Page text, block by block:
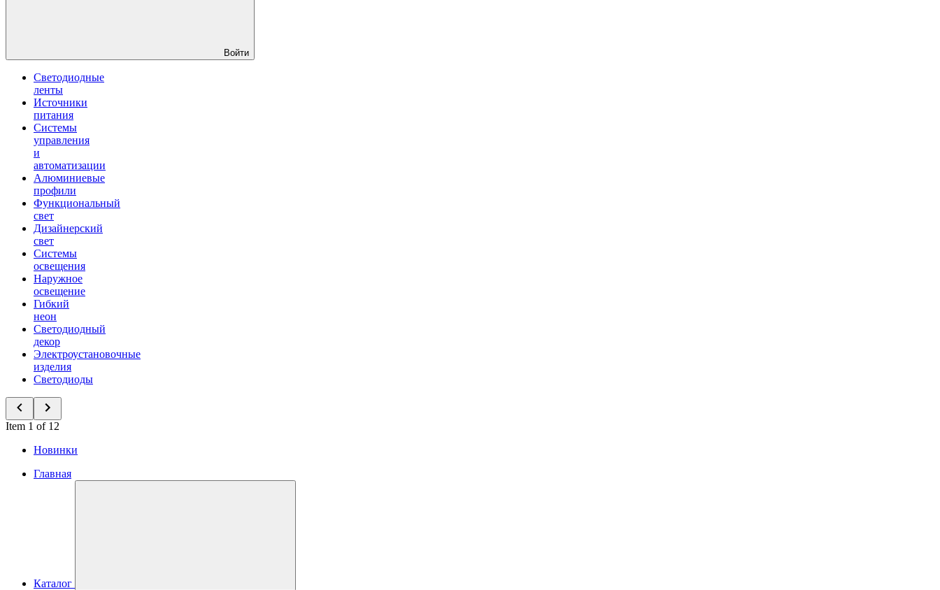
Войти
Светодиодные
ленты
Источники
питания
Системы
управления
и
автоматизации
Алюминиевые
профили
Функциональный
свет
Дизайнерский
свет
Системы
освещения
Наружное
освещение
Гибкий
неон
Светодиодный
декор
Электроустановочные
изделия
Светодиоды
Item 1 of 12
Новинки
Главная
Каталог